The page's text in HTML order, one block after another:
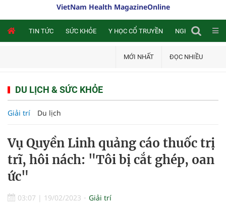
VietNam Health MagazineOnline
TIN TỨC SỨC KHỎE Y HỌC CỔ TRUYỀN NGHIÊN CỨU
MỚI NHẤT ĐỌC NHIỀU
DU LỊCH & SỨC KHỎE
Giải trí Du lịch
Vụ Quyền Linh quảng cáo thuốc trị
trĩ, hôi nách: "Tôi bị cắt ghép, oan
ức"
03:07 | 19/02/2023 Giải trí